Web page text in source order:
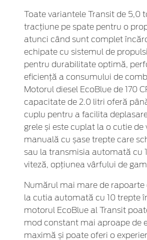
Toate variantele Transit de 5,0
tracțiune pe spate pentru o
atunci când sunt complet
echipate cu sistemul de
pentru durabilitate optimă,
eficiență a consumului de
Motorul diesel EcoBlue de 170
capacitate de 2.0 litri oferă
cuplu pentru a facilita
grele și este cuplat la o cutie de
manuală cu șase trepte care
sau la transmisia automată cu
viteză, opțiunea vârfului de
Numărul mai mare de rapoarte
la cutia automată cu 10 trepte
motorul EcoBlue al Transit
mod constant mai aproape de
maximă și poate oferi o